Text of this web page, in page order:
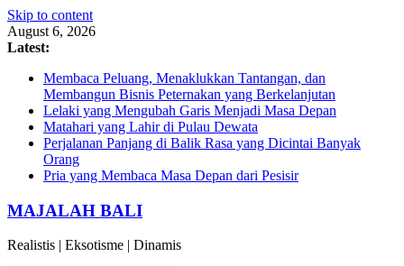
Skip to content
August 6, 2026
Latest:
Membaca Peluang, Menaklukkan Tantangan, dan
Membangun Bisnis Peternakan yang Berkelanjutan
Lelaki yang Mengubah Garis Menjadi Masa Depan
Matahari yang Lahir di Pulau Dewata
Perjalanan Panjang di Balik Rasa yang Dicintai Banyak
Orang
Pria yang Membaca Masa Depan dari Pesisir
MAJALAH BALI
Realistis | Eksotisme | Dinamis